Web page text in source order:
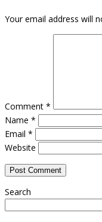
Your email address will
Comment *
Name *
Email *
Website
Search